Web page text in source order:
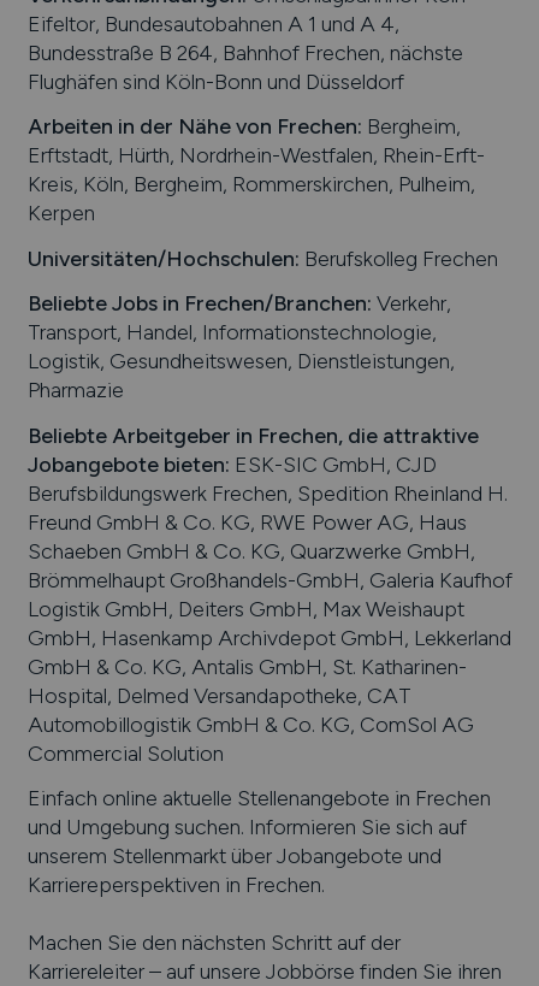
Eifeltor, Bundesautobahnen A 1 und A 4,
Bundesstraße B 264, Bahnhof Frechen, nächste
Flughäfen sind Köln-Bonn und Düsseldorf
Arbeiten in der Nähe von Frechen: Bergheim,
Erftstadt, Hürth, Nordrhein-Westfalen, Rhein-Erft-
Kreis, Köln, Bergheim, Rommerskirchen, Pulheim,
Kerpen
Universitäten/Hochschulen: Berufskolleg Frechen
Beliebte Jobs in Frechen/Branchen: Verkehr,
Transport, Handel, Informationstechnologie,
Logistik, Gesundheitswesen, Dienstleistungen,
Pharmazie
Beliebte Arbeitgeber in Frechen, die attraktive
Jobangebote bieten: ESK-SIC GmbH, CJD
Berufsbildungswerk Frechen, Spedition Rheinland H.
Freund GmbH & Co. KG, RWE Power AG, Haus
Schaeben GmbH & Co. KG, Quarzwerke GmbH,
Brömmelhaupt Großhandels-GmbH, Galeria Kaufhof
Logistik GmbH, Deiters GmbH, Max Weishaupt
GmbH, Hasenkamp Archivdepot GmbH, Lekkerland
GmbH & Co. KG, Antalis GmbH, St. Katharinen-
Hospital, Delmed Versandapotheke, CAT
Automobillogistik GmbH & Co. KG, ComSol AG
Commercial Solution
Einfach online aktuelle Stellenangebote in Frechen
und Umgebung suchen. Informieren Sie sich auf
unserem Stellenmarkt über Jobangebote und
Karriereperspektiven in Frechen.
Machen Sie den nächsten Schritt auf der
Karriereleiter – auf unsere Jobbörse finden Sie ihren